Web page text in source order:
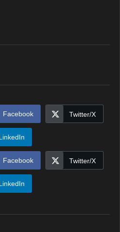
Facebook Twitter/X
Facebook Twitter/X